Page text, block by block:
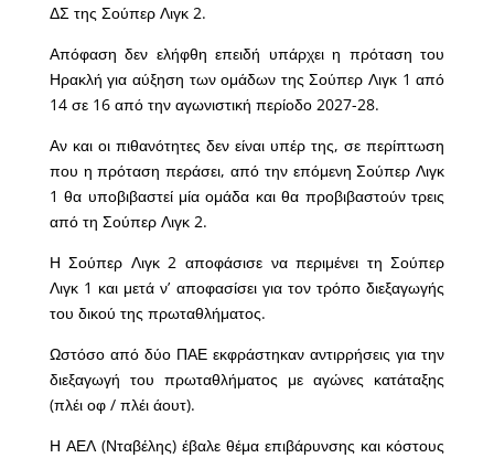
ΔΣ της Σούπερ Λιγκ 2.
Απόφαση δεν ελήφθη επειδή υπάρχει η πρόταση του
Ηρακλή για αύξηση των ομάδων της Σούπερ Λιγκ 1 από
14 σε 16 από την αγωνιστική περίοδο 2027-28.
Αν και οι πιθανότητες δεν είναι υπέρ της, σε περίπτωση
που η πρόταση περάσει, από την επόμενη Σούπερ Λιγκ
1 θα υποβιβαστεί μία ομάδα και θα προβιβαστούν τρεις
από τη Σούπερ Λιγκ 2.
Η Σούπερ Λιγκ 2 αποφάσισε να περιμένει τη Σούπερ
Λιγκ 1 και μετά ν’ αποφασίσει για τον τρόπο διεξαγωγής
του δικού της πρωταθλήματος.
Ωστόσο από δύο ΠΑΕ εκφράστηκαν αντιρρήσεις για την
διεξαγωγή του πρωταθλήματος με αγώνες κατάταξης
(πλέι οφ / πλέι άουτ).
Η ΑΕΛ (Νταβέλης) έβαλε θέμα επιβάρυνσης και κόστους